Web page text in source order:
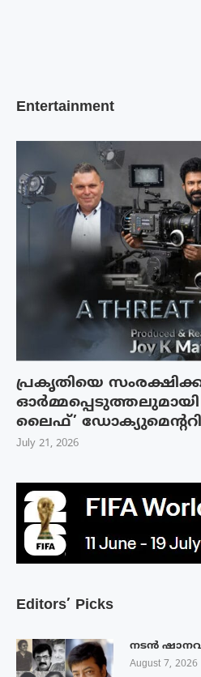
Editors’ Picks
നടൻ
August 7, 2026
Entertainment
പ്രകൃതിയെ
ഓർമ്മപ്പെടുത്തലുമായി
ലൈഫ്’
July 21, 2026